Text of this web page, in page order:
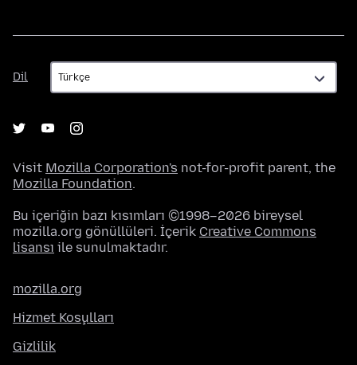
Dil
Dil
Visit Mozilla Corporation's not-for-profit parent, the
Mozilla Foundation.
Bu içeriğin bazı kısımları ©1998–2026 bireysel
mozilla.org gönüllüleri. İçerik Creative Commons
lisansı ile sunulmaktadır.
mozilla.org
Hizmet Koşulları
Gizlilik